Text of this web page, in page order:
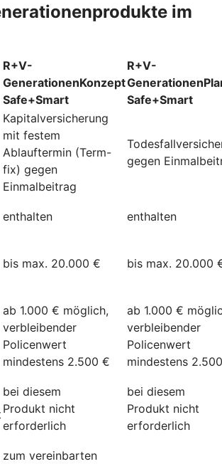
im
R+V-
GenerationenKonzept
Safe+Smart
R+V-
Safe+Smart
Kapitalversicherung
mit festem
Ablauftermin (Term-
fix) gegen
Einmalbeitrag
gegen
enthalten enthalten
bis max. 20.000 € bis max. 20.000
ab 1.000 € möglich,
verbleibender
Policenwert
mindestens 2.500 €
ab 1.000 €
verbleibender
Policenwert
mindestens
bei diesem
Produkt nicht
erforderlich
bei diesem
Produkt nicht
erforderlich
zum vereinbarten